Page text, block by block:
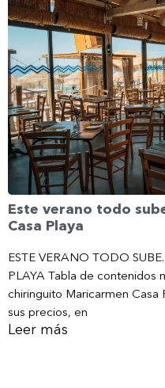
Este verano todo
Casa Playa
ESTE VERANO TODO
PLAYA Tabla de contenidos
chiringuito Maricarmen Casa
sus precios, en
Leer más